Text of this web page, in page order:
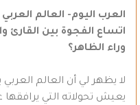
العرب اليوم- العالم
اتساع الفجوة بين القارئ
وراء الظاهر؟
لا يظهر لي أن العالم
يعيش تحولاته التي